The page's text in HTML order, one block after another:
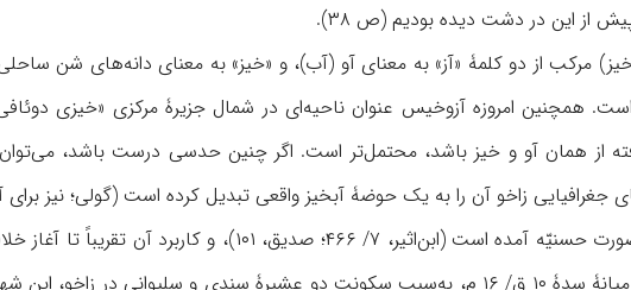
از این در دشت دیده بودیم (ص ۳۸).
مرکب از دو کلمۀ «آز» به معنای آو (آب)، و «خیز» به معنای دانه‌های شن
همچنین امروزه آزوخیس عنوان ناحیه‌ای در شمال جزیرۀ مرکزی «خیزی دوئافی»
از همان آو و خیز باشد، محتمل‌تر است. اگر چنین حدسی درست باشد،
جغرافیایی زاخو آن را به یک حوضۀ آبخیز واقعی تبدیل کرده است (گولی؛ نیز برای
زاخو در منابع اسلامی به‌صورت حسنیّه آمده است (ابن‌اثیر،
زاخو جایگزین آن شد. در میانۀ سدۀ ۱۰ ق/ ۱۶ م، به‌سبب سکونت دو عشیرۀ سندی و